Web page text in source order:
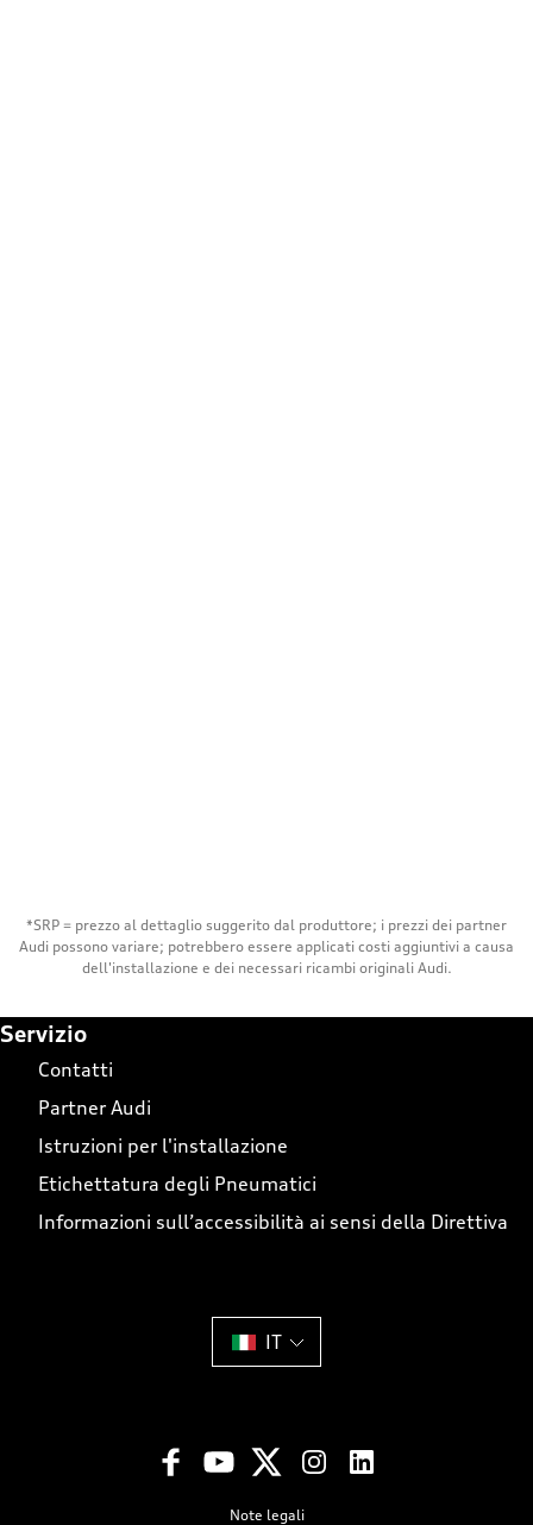
*SRP = prezzo al dettaglio suggerito dal produttore; i prezzi dei partner
Audi possono variare; potrebbero essere applicati costi aggiuntivi a causa
dell'installazione e dei necessari ricambi originali Audi.
Footer Teaser
Servizio
Contatti
Partner Audi
Istruzioni per l'installazione
Etichettatura degli Pneumatici
Informazioni sull’accessibilità ai sensi della Direttiva
IT
Note legali